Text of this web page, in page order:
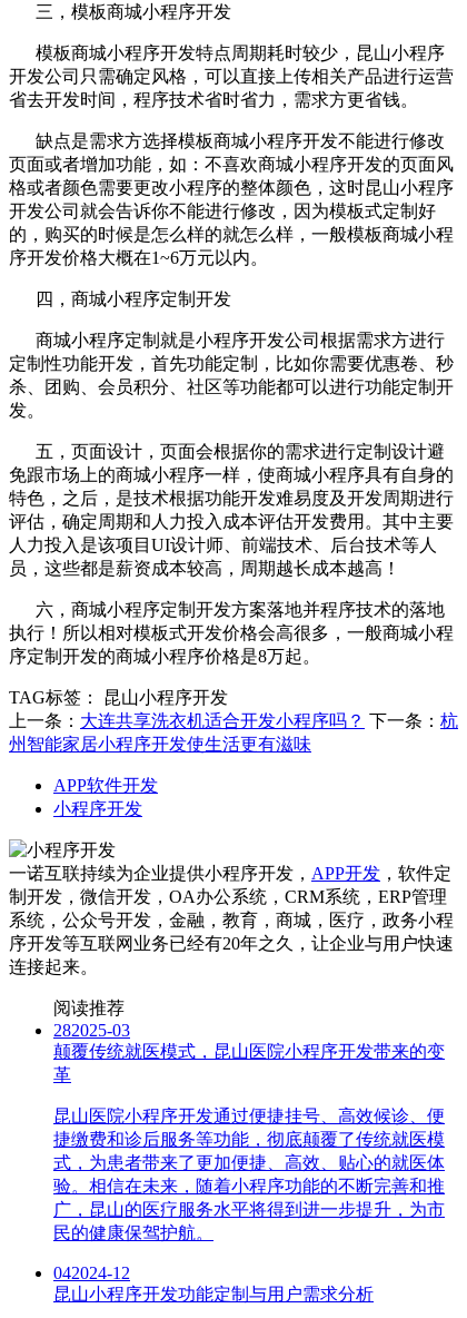
三，模板商城小程序开发
模板商城小程序开发特点周期耗时较少，昆山小程序
开发公司只需确定风格，可以直接上传相关产品进行运营
省去开发时间，程序技术省时省力，需求方更省钱。
缺点是需求方选择模板商城小程序开发不能进行修改
页面或者增加功能，如：不喜欢商城小程序开发的页面风
格或者颜色需要更改小程序的整体颜色，这时昆山小程序
开发公司就会告诉你不能进行修改，因为模板式定制好
的，购买的时候是怎么样的就怎么样，一般模板商城小程
序开发价格大概在1~6万元以内。
四，商城小程序定制开发
商城小程序定制就是小程序开发公司根据需求方进行
定制性功能开发，首先功能定制，比如你需要优惠卷、秒
杀、团购、会员积分、社区等功能都可以进行功能定制开
发。
五，页面设计，页面会根据你的需求进行定制设计避
免跟市场上的商城小程序一样，使商城小程序具有自身的
特色，之后，是技术根据功能开发难易度及开发周期进行
评估，确定周期和人力投入成本评估开发费用。其中主要
人力投入是该项目UI设计师、前端技术、后台技术等人
员，这些都是薪资成本较高，周期越长成本越高！
六，商城小程序定制开发方案落地并程序技术的落地
执行！所以相对模板式开发价格会高很多，一般商城小程
序定制开发的商城小程序价格是8万起。
TAG标签：
昆山小程序开发
上一条： 大连共享洗衣机适合开发小程序吗？ 下一条： 杭
州智能家居小程序开发使生活更有滋味
APP软件开发
小程序开发
一诺互联持续为企业提供小程序开发， APP开发 ，软件定
制开发，微信开发，OA办公系统，CRM系统，ERP管理
系统，公众号开发，金融，教育，商城，医疗，政务小程
序开发等互联网业务已经有20年之久，让企业与用户快速
连接起来。
阅读推荐
282025-03
颠覆传统就医模式，昆山医院小程序开发带来的变
革
昆山医院小程序开发通过便捷挂号、高效候诊、便
捷缴费和诊后服务等功能，彻底颠覆了传统就医模
式，为患者带来了更加便捷、高效、贴心的就医体
验。相信在未来，随着小程序功能的不断完善和推
广，昆山的医疗服务水平将得到进一步提升，为市
民的健康保驾护航。
042024-12
昆山小程序开发功能定制与用户需求分析